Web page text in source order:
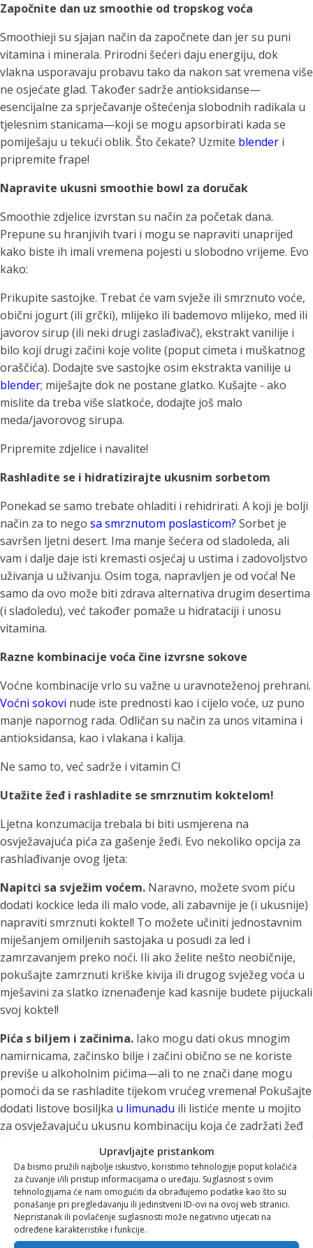
Upravljajte pristankom
Da bismo pružili najbolje iskustvo, koristimo tehnologije poput kolačića
za čuvanje i/ili pristup informacijama o uređaju. Suglasnost s ovim
tehnologijama će nam omogućiti da obrađujemo podatke kao što su
ponašanje pri pregledavanju ili jedinstveni ID-ovi na ovoj web stranici.
Nepristanak ili povlačenje suglasnosti može negativno utjecati na
određene karakteristike i funkcije.
Započnite dan uz smoothie od tropskog voća
Smoothieji su sjajan način da započnete dan jer su puni
vitamina i minerala. Prirodni šećeri daju energiju, dok
vlakna usporavaju probavu tako da nakon sat vremena više
ne osjećate glad. Također sadrže antioksidanse—
esencijalne za sprječavanje oštećenja slobodnih radikala u
tjelesnim stanicama—koji se mogu apsorbirati kada se
pomiješaju u tekući oblik. Što čekate? Uzmite blender i
pripremite frape!
Napravite ukusni smoothie bowl za doručak
Smoothie zdjelice izvrstan su način za početak dana.
Prepune su hranjivih tvari i mogu se napraviti unaprijed
kako biste ih imali vremena pojesti u slobodno vrijeme. Evo
kako:
Prikupite sastojke. Trebat će vam svježe ili smrznuto voće,
obični jogurt (ili grčki), mlijeko ili bademovo mlijeko, med ili
javorov sirup (ili neki drugi zaslađivač), ekstrakt vanilije i
bilo koji drugi začini koje volite (poput cimeta i muškatnog
oraščića). Dodajte sve sastojke osim ekstrakta vanilije u
blender; miješajte dok ne postane glatko. Kušajte - ako
mislite da treba više slatkoće, dodajte još malo
meda/javorovog sirupa.
Pripremite zdjelice i navalite!
Rashladite se i hidratizirajte ukusnim sorbetom
Ponekad se samo trebate ohladiti i rehidrirati. A koji je bolji
način za to nego sa smrznutom poslasticom? Sorbet je
savršen ljetni desert. Ima manje šećera od sladoleda, ali
vam i dalje daje isti kremasti osjećaj u ustima i zadovoljstvo
uživanja u uživanju. Osim toga, napravljen je od voća! Ne
samo da ovo može biti zdrava alternativa drugim desertima
(i sladoledu), već također pomaže u hidrataciji i unosu
vitamina.
Razne kombinacije voća čine izvrsne sokove
Voćne kombinacije vrlo su važne u uravnoteženoj prehrani.
Voćni sokovi nude iste prednosti kao i cijelo voće, uz puno
manje napornog rada. Odličan su način za unos vitamina i
antioksidansa, kao i vlakana i kalija.
Ne samo to, već sadrže i vitamin C!
Utažite žeđ i rashladite se smrznutim koktelom!
Ljetna konzumacija trebala bi biti usmjerena na
osvježavajuća pića za gašenje žeđi. Evo nekoliko opcija za
rashlađivanje ovog ljeta:
Napitci sa svježim voćem. Naravno, možete svom piću
dodati kockice leda ili malo vode, ali zabavnije je (i ukusnije)
napraviti smrznuti koktel! To možete učiniti jednostavnim
miješanjem omiljenih sastojaka u posudi za led i
zamrzavanjem preko noći. Ili ako želite nešto neobičnije,
pokušajte zamrznuti kriške kivija ili drugog svježeg voća u
mješavini za slatko iznenađenje kad kasnije budete pijuckali
svoj koktel!
Pića s biljem i začinima. Iako mogu dati okus mnogim
namirnicama, začinsko bilje i začini obično se ne koriste
previše u alkoholnim pićima—ali to ne znači dane mogu
pomoći da se rashladite tijekom vrućeg vremena! Pokušajte
dodati listove bosiljka u limunadu ili listiće mente u mojito
za osvježavajuću ukusnu kombinaciju koja će zadržati žeđ
jogurt sadrže puno proteina koji pomažu hidrataciju bolje
od same vode—a ako se ti proteini pomiješaju sa šećerom,
to također pomaže u održavanju razine energije (pa nema
potrebe za grickalicama).
Ljeto je puno slasnih plodova koji će vas rashladiti i